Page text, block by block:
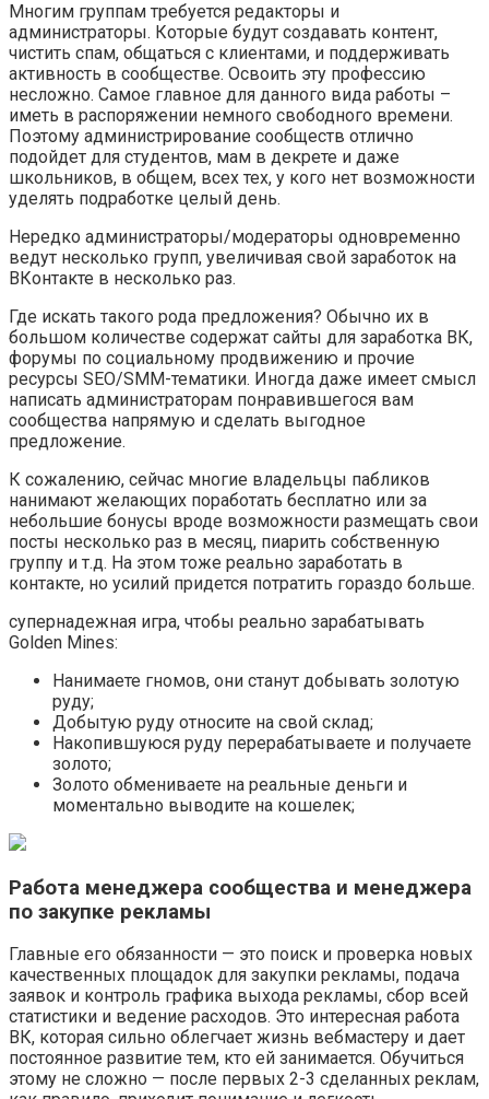
Многим группам требуется редакторы и
администраторы. Которые будут создавать контент,
чистить спам, общаться с клиентами, и поддерживать
активность в сообществе. Освоить эту профессию
несложно. Самое главное для данного вида работы –
иметь в распоряжении немного свободного времени.
Поэтому администрирование сообществ отлично
подойдет для студентов, мам в декрете и даже
школьников, в общем, всех тех, у кого нет возможности
уделять подработке целый день.
Нередко администраторы/модераторы одновременно
ведут несколько групп, увеличивая свой заработок на
ВКонтакте в несколько раз.
Где искать такого рода предложения? Обычно их в
большом количестве содержат сайты для заработка ВК,
форумы по социальному продвижению и прочие
ресурсы SEO/SMM-тематики. Иногда даже имеет смысл
написать администраторам понравившегося вам
сообщества напрямую и сделать выгодное
предложение.
К сожалению, сейчас многие владельцы пабликов
нанимают желающих поработать бесплатно или за
небольшие бонусы вроде возможности размещать свои
посты несколько раз в месяц, пиарить собственную
группу и т.д. На этом тоже реально заработать в
контакте, но усилий придется потратить гораздо больше.
супернадежная игра, чтобы реально зарабатывать
Golden Mines:
Нанимаете гномов, они станут добывать золотую
руду;
Добытую руду относите на свой склад;
Накопившуюся руду перерабатываете и получаете
золото;
Золото обмениваете на реальные деньги и
моментально выводите на кошелек;
Работа менеджера сообщества и менеджера
по закупке рекламы
Главные его обязанности — это поиск и проверка новых
качественных площадок для закупки рекламы, подача
заявок и контроль графика выхода рекламы, сбор всей
статистики и ведение расходов. Это интересная работа
ВК, которая сильно облегчает жизнь вебмастеру и дает
постоянное развитие тем, кто ей занимается. Обучиться
этому не сложно — после первых 2-3 сделанных реклам,